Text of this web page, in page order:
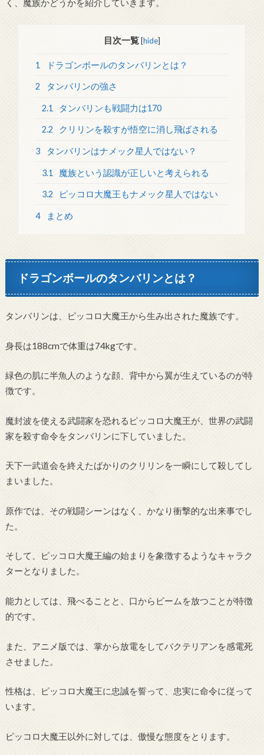
く、魔族かどうかを紹介していきます。
目次一覧 [hide]
1 ドラゴンボールのタンバリンとは？
2 タンバリンの強さ
2.1 タンバリンも戦闘力は170
2.2 クリリンを殺すが悟空に消し飛ばされる
3 タンバリンはナメック星人ではない？
3.1 魔族という認識が正しいと考えられる
3.2 ピッコロ大魔王もナメック星人ではない
4 まとめ
ドラゴンボールのタンバリンとは？
タンバリンは、ピッコロ大魔王から生み出された魔族です。
身長は188cmで体重は74kgです。
緑色の肌に半魚人のような顔、背中から翼が生えているのが特
徴です。
魔封波を使える武闘家を恐れるピッコロ大魔王が、世界の武闘
家を殺す命令をタンバリンに下していました。
天下一武道会を終えたばかりのクリリンを一瞬にして殺してし
まいました。
原作では、その戦闘シーンはなく、かなり衝撃的な出来事でし
た。
そして、ピッコロ大魔王編の始まりを象徴するようなキャラク
ターとなりました。
能力としては、飛べることと、口からビームを放つことが特徴
的です。
また、アニメ版では、掌から放電をしてバクテリアンを感電死
させました。
性格は、ピッコロ大魔王に忠誠を誓って、忠実に命令に従って
います。
ピッコロ大魔王以外に対しては、傲慢な態度をとります。